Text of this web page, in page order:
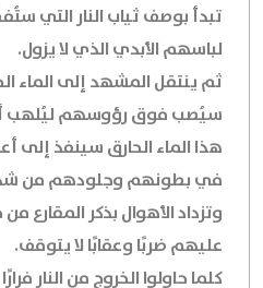
تبدأ بوصف ثياب النار التي
لباسهم الأبدي الذي لا يزول.
ثم ينتقل المشهد إلى الماء
سيُصب فوق رؤوسهم ليُلهب
هذا الماء الحارق سينفذ إلى
في بطونهم وجلودهم من
وتزداد الأهوال بذكر المقارع
عليهم ضربًا وعقابًا لا يتوقف.
كلما حاولوا الخروج من النار